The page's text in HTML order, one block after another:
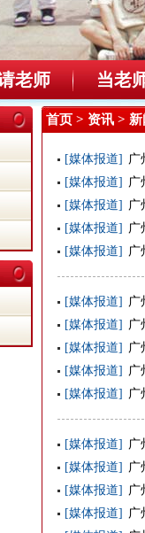
老师 当老
首页 > 资讯 >
[媒体报道] 广
[媒体报道] 广
[媒体报道] 广
[媒体报道] 广
[媒体报道] 广
[媒体报道] 广
[媒体报道] 广
[媒体报道] 广
[媒体报道] 广
[媒体报道] 广
[媒体报道] 广
[媒体报道] 广
[媒体报道] 广
[媒体报道] 广